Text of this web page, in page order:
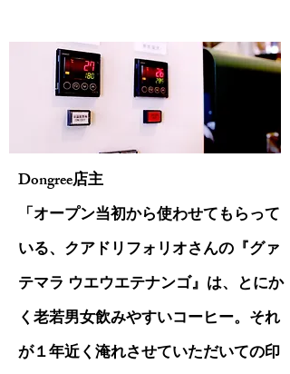
Dongree店主
「オープン当初から使わせてもらって
いる、クアドリフォリオさんの『グァ
テマラ ウエウエテナンゴ』は、とにか
く老若男女飲みやすいコーヒー。それ
が１年近く淹れさせていただいての印